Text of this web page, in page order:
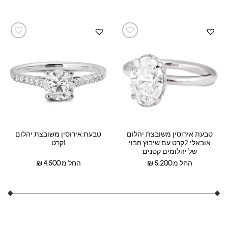
טבעת אירוסין משובצת יהלום
אובאלי 2קרט עם שיבוץ חבוי
של יהלומים קטנים
החל מ:
₪5,200
טבעת אירוסין משובצת יהלום
1קרט
החל מ: ₪4,500